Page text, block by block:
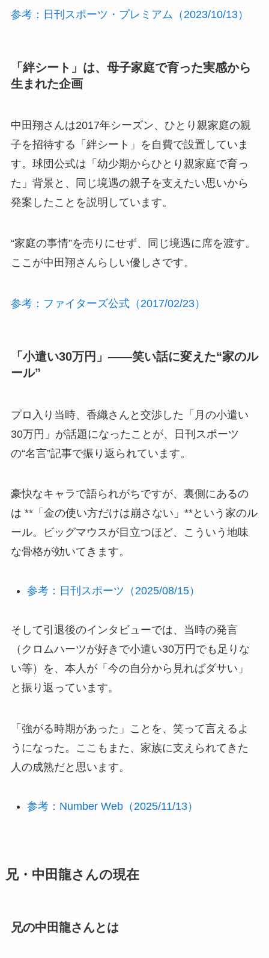
参考：日刊スポーツ・プレミアム（2023/10/13）
「絆シート」は、母子家庭で育った実感から
生まれた企画
中田翔さんは2017年シーズン、ひとり親家庭の親
子を招待する「絆シート」を自費で設置していま
す。球団公式は「幼少期からひとり親家庭で育っ
た」背景と、同じ境遇の親子を支えたい思いから
発案したことを説明しています。
“家庭の事情”を売りにせず、同じ境遇に席を渡す。
ここが中田翔さんらしい優しさです。
参考：ファイターズ公式（2017/02/23）
「小遣い30万円」——笑い話に変えた“家のル
ール”
プロ入り当時、香織さんと交渉した「月の小遣い
30万円」が話題になったことが、日刊スポーツ
の“名言”記事で振り返られています。
豪快なキャラで語られがちですが、裏側にあるの
は **「金の使い方だけは崩さない」**という家のル
ール。ビッグマウスが目立つほど、こういう地味
な骨格が効いてきます。
参考：日刊スポーツ（2025/08/15）
そして引退後のインタビューでは、当時の発言
（クロムハーツが好きで小遣い30万円でも足りな
い等）を、本人が「今の自分から見ればダサい」
と振り返っています。
「強がる時期があった」ことを、笑って言えるよ
うになった。ここもまた、家族に支えられてきた
人の成熟だと思います。
参考：Number Web（2025/11/13）
兄・中田龍さんの現在
兄の中田龍さんとは